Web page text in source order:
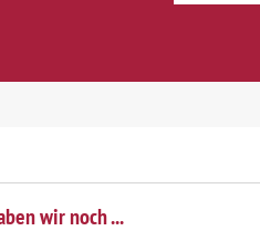
wir noch ...